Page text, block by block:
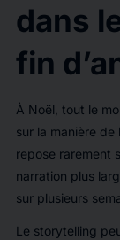
dans
fin
À Noël, tout le
sur la manière
repose rarement
narration plus
sur plusieurs
Le storytelling